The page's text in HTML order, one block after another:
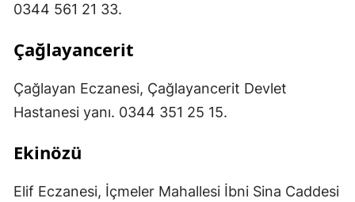
0344 561 21 33.
Çağlayancerit
Çağlayan Eczanesi, Çağlayancerit Devlet
Hastanesi yanı. 0344 351 25 15.
Ekinözü
Elif Eczanesi, İçmeler Mahallesi İbni Sina Caddesi